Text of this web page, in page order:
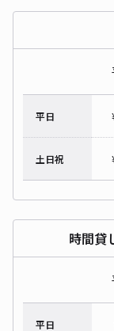
平日
土日祝
時間貸
平日